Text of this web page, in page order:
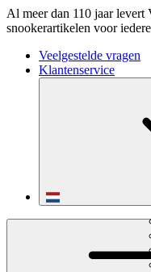
Al meer dan 110 jaar levert
snookerartikelen voor
Veelgestelde vragen
Klantenservice